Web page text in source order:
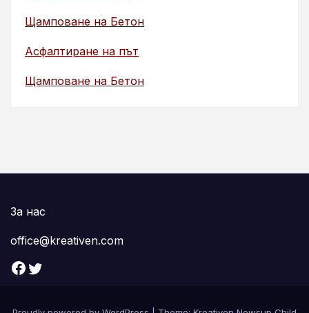
Щамповане на Бетон
Асфалтиране на път
Щамповане на Бетон
За нас
office@kreativen.com
Facebook Twitter